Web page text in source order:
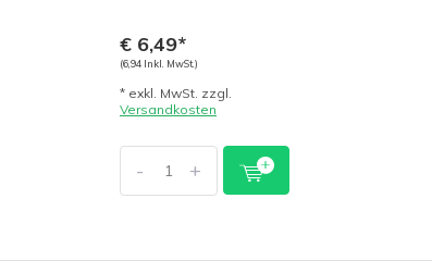
€ 6,49*
(6,94 Inkl. MwSt.)
* exkl. MwSt. zzgl.
Versandkosten
- +